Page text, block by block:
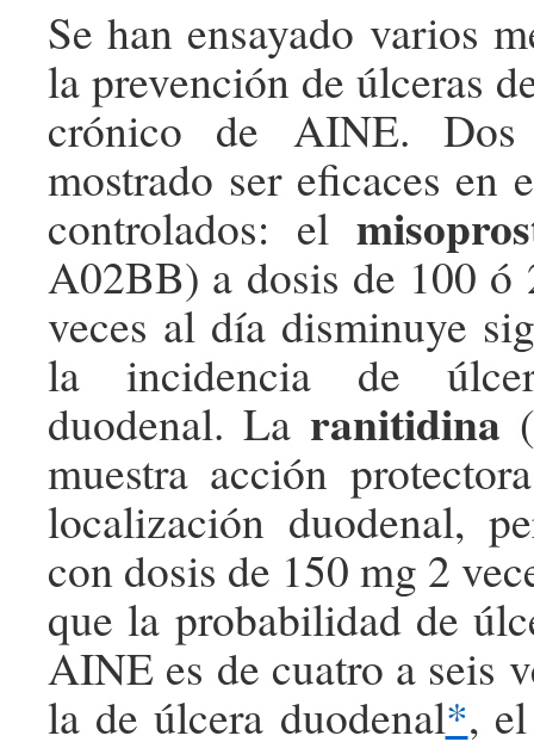
Se han ensayado varios
la prevención de úlceras
crónico de AINE.
mostrado ser eficaces en
controlados: el
A02BB) a dosis de 100 ó
veces al día disminuye
la incidencia de
duodenal. La ranitidina
muestra acción
localización duodenal,
con dosis de 150 mg 2
que la probabilidad de
AINE es de cuatro a seis
la de úlcera duodenal*,